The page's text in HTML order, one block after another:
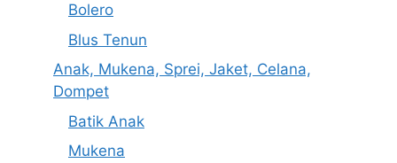
Bolero
Blus Tenun
Anak, Mukena, Sprei, Jaket, Celana,
Dompet
Batik Anak
Mukena